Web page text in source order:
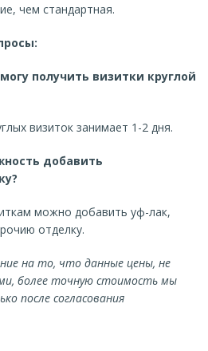
чем стандартная.
получить визитки круглой
визиток занимает 1-2 дня.
добавить
можно добавить уф-лак,
отделку.
на то, что данные цены, не
более точную стоимость мы
после согласования